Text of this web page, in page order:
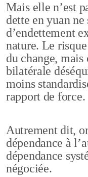
Mais elle n’est
dette en yuan
d’endettement
nature. Le
du change,
bilatérale
moins
rapport de force.
Autrement dit,
dépendance à
dépendance
négociée.